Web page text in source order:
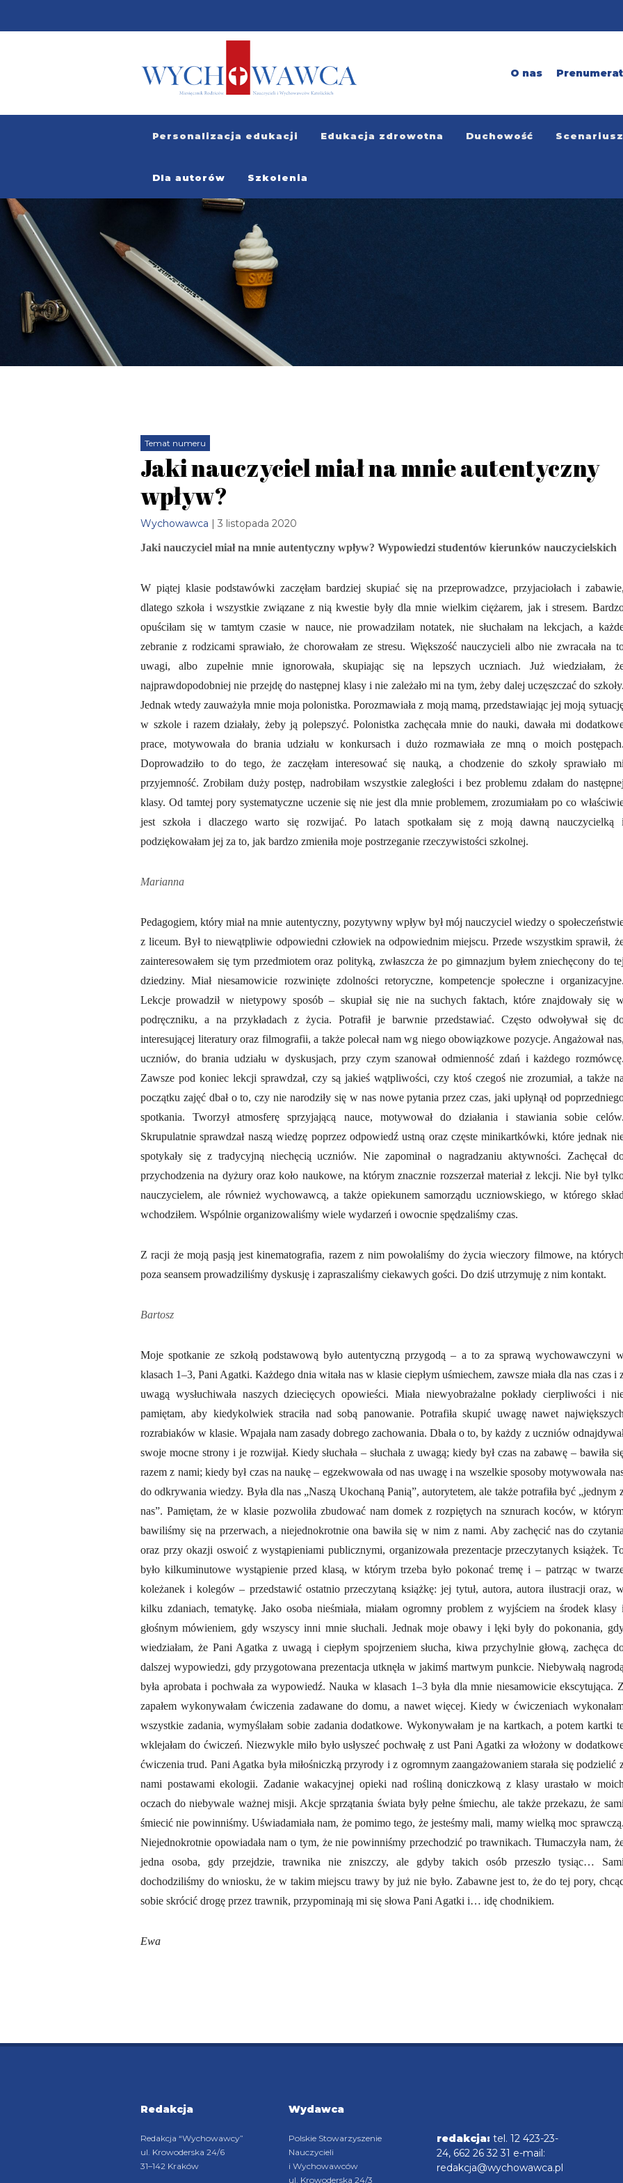
O nas
Personalizacja edukacji Edukacja zdrowotna Duchowość
Dla autorów Szkolenia
Temat numeru
Jaki nauczyciel miał na mnie autentyczny
wpływ?
Wychowawca | 3 listopada 2020
Jaki nauczyciel miał na mnie autentyczny wpływ? Wypowiedzi studentów kierunków nauczycielskich
W piątej klasie podstawówki zaczęłam bardziej skupiać się na przeprowadzce, przyjaciołach i zabawie,
dlatego szkoła i wszystkie związane z nią kwestie były dla mnie wielkim ciężarem, jak i stresem.
opuściłam się w tamtym czasie w nauce, nie prowadziłam notatek, nie słuchałam na lekcjach, a
zebranie z rodzicami sprawiało, że chorowałam ze stresu. Większość nauczycieli albo nie zwracała na
uwagi, albo zupełnie mnie ignorowała, skupiając się na lepszych uczniach. Już wiedziałam,
najprawdopodobniej nie przejdę do następnej klasy i nie zależało mi na tym, żeby dalej uczęszczać do szkoły.
Jednak wtedy zauważyła mnie moja polonistka. Porozmawiała z moją mamą, przedstawiając jej moją
w szkole i razem działały, żeby ją polepszyć. Polonistka zachęcała mnie do nauki, dawała mi
prace, motywowała do brania udziału w konkursach i dużo rozmawiała ze mną o moich postępach.
Doprowadziło to do tego, że zaczęłam interesować się nauką, a chodzenie do szkoły sprawiało mi
przyjemność. Zrobiłam duży postęp, nadrobiłam wszystkie zaległości i bez problemu zdałam do następnej
klasy. Od tamtej pory systematyczne uczenie się nie jest dla mnie problemem, zrozumiałam po co
jest szkoła i dlaczego warto się rozwijać. Po latach spotkałam się z moją dawną nauczycielką i
podziękowałam jej za to, jak bardzo zmieniła moje postrzeganie rzeczywistości szkolnej.
Marianna
Pedagogiem, który miał na mnie autentyczny, pozytywny wpływ był mój nauczyciel wiedzy o
z liceum. Był to niewątpliwie odpowiedni człowiek na odpowiednim miejscu. Przede wszystkim sprawił,
zainteresowałem się tym przedmiotem oraz polityką, zwłaszcza że po gimnazjum byłem zniechęcony do tej
dziedziny. Miał niesamowicie rozwinięte zdolności retoryczne, kompetencje społeczne i organizacyjne.
Lekcje prowadził w nietypowy sposób – skupiał się nie na suchych faktach, które znajdowały się
podręczniku, a na przykładach z życia. Potrafił je barwnie przedstawiać. Często odwoływał się
interesującej literatury oraz filmografii, a także polecał nam wg niego obowiązkowe pozycje. Angażował nas,
uczniów, do brania udziału w dyskusjach, przy czym szanował odmienność zdań i każdego rozmówcę.
Zawsze pod koniec lekcji sprawdzał, czy są jakieś wątpliwości, czy ktoś czegoś nie zrozumiał, a także na
początku zajęć dbał o to, czy nie narodziły się w nas nowe pytania przez czas, jaki upłynął od
spotkania. Tworzył atmosferę sprzyjającą nauce, motywował do działania i stawiania sobie celów.
Skrupulatnie sprawdzał naszą wiedzę poprzez odpowiedź ustną oraz częste minikartkówki, które jednak
spotykały się z tradycyjną niechęcią uczniów. Nie zapominał o nagradzaniu aktywności. Zachęcał
przychodzenia na dyżury oraz koło naukowe, na którym znacznie rozszerzał materiał z lekcji. Nie był
nauczycielem, ale również wychowawcą, a także opiekunem samorządu uczniowskiego, w którego skład
wchodziłem. Wspólnie organizowaliśmy wiele wydarzeń i owocnie spędzaliśmy czas.
Z racji że moją pasją jest kinematografia, razem z nim powołaliśmy do życia wieczory filmowe, na których
poza seansem prowadziliśmy dyskusję i zapraszaliśmy ciekawych gości. Do dziś utrzymuję z nim kontakt.
Bartosz
Moje spotkanie ze szkołą podstawową było autentyczną przygodą – a to za sprawą wychowawczyni
klasach 1–3, Pani Agatki. Każdego dnia witała nas w klasie ciepłym uśmiechem, zawsze miała dla nas czas i
uwagą wysłuchiwała naszych dziecięcych opowieści. Miała niewyobrażalne pokłady cierpliwości i
pamiętam, aby kiedykolwiek straciła nad sobą panowanie. Potrafiła skupić uwagę nawet największych
rozrabiaków w klasie. Wpajała nam zasady dobrego zachowania. Dbała o to, by każdy z uczniów
swoje mocne strony i je rozwijał. Kiedy słuchała – słuchała z uwagą; kiedy był czas na zabawę – bawiła
razem z nami; kiedy był czas na naukę – egzekwowała od nas uwagę i na wszelkie sposoby motywowała
do odkrywania wiedzy. Była dla nas „Naszą Ukochaną Panią”, autorytetem, ale także potrafiła być „jednym
nas”. Pamiętam, że w klasie pozwoliła zbudować nam domek z rozpiętych na sznurach koców, w
bawiliśmy się na przerwach, a niejednokrotnie ona bawiła się w nim z nami. Aby zachęcić nas do czytania
oraz przy okazji oswoić z wystąpieniami publicznymi, organizowała prezentacje przeczytanych książek.
było kilkuminutowe wystąpienie przed klasą, w którym trzeba było pokonać tremę i – patrząc w
koleżanek i kolegów – przedstawić ostatnio przeczytaną książkę: jej tytuł, autora, autora ilustracji oraz,
kilku zdaniach, tematykę. Jako osoba nieśmiała, miałam ogromny problem z wyjściem na środek klasy i
głośnym mówieniem, gdy wszyscy inni mnie słuchali. Jednak moje obawy i lęki były do pokonania,
wiedziałam, że Pani Agatka z uwagą i ciepłym spojrzeniem słucha, kiwa przychylnie głową, zachęca
dalszej wypowiedzi, gdy przygotowana prezentacja utknęła w jakimś martwym punkcie. Niebywałą nagrodą
była aprobata i pochwała za wypowiedź. Nauka w klasach 1–3 była dla mnie niesamowicie ekscytująca. Z
zapałem wykonywałam ćwiczenia zadawane do domu, a nawet więcej. Kiedy w ćwiczeniach
wszystkie zadania, wymyślałam sobie zadania dodatkowe. Wykonywałam je na kartkach, a potem kartki
wklejałam do ćwiczeń. Niezwykle miło było usłyszeć pochwałę z ust Pani Agatki za włożony w
ćwiczenia trud. Pani Agatka była miłośniczką przyrody i z ogromnym zaangażowaniem starała się podzielić
nami postawami ekologii. Zadanie wakacyjnej opieki nad rośliną doniczkową z klasy urastało w moich
oczach do niebywale ważnej misji. Akcje sprzątania świata były pełne śmiechu, ale także przekazu, że sami
śmiecić nie powinniśmy. Uświadamiała nam, że pomimo tego, że jesteśmy mali, mamy wielką moc sprawczą.
Niejednokrotnie opowiadała nam o tym, że nie powinniśmy przechodzić po trawnikach. Tłumaczyła nam,
jedna osoba, gdy przejdzie, trawnika nie zniszczy, ale gdyby takich osób przeszło tysiąc… Sami
dochodziliśmy do wniosku, że w takim miejscu trawy by już nie było. Zabawne jest to, że do tej pory,
sobie skrócić drogę przez trawnik, przypominają mi się słowa Pani Agatki i… idę chodnikiem.
Ewa
Redakcja
Redakcja “Wychowawcy”
ul. Krowoderska 24/6
31–142 Kraków
Wydawca
Polskie Stowarzyszenie
Nauczycieli
i Wychowawców
ul. Krowoderska 24/3
redakcja: tel. 12 423-23-
24, 662 26 32 31 e-mail:
redakcja@wychowawca.pl